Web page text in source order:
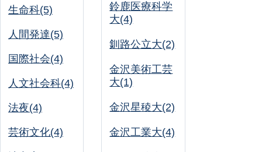
生命科(5)
人間発達(5)
国際社会(4)
人文社会科(4)
法夜(4)
芸術文化(4)
鈴鹿医療科学
大(4)
釧路公立大(2)
金沢美術工芸
大(1)
金沢星稜大(2)
金沢工業大(4)